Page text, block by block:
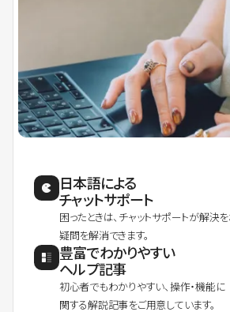
日本語による
チャットサポート
困ったときは、チャットサポートが解決
疑問を解消できます。
豊富でわかりやすい
ヘルプ記事
初心者でもわかりやすい、操作・機能に
関する解説記事をご用意しています。